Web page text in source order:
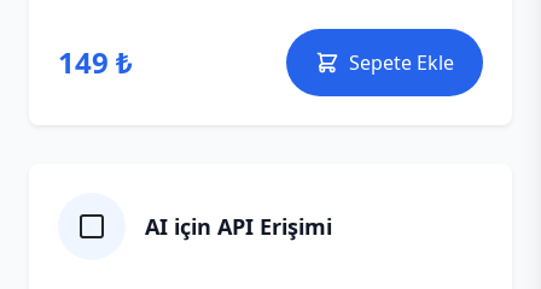
149 ₺ Sepete Ekle
AI için API Erişimi